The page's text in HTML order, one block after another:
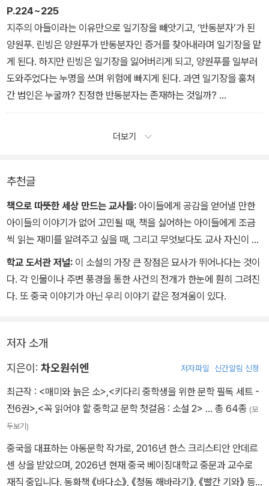
나는 할아버지를 바라보았다. 할아버지가 말했다.
“나는 괜찮으니 너희는 돌아가거라!”
나는 고개를 저었다.
“아녜요, 전 여기 있을 거예요.”
마수이칭은 갑자기 발작하듯 할아버지에게 소리쳤다.
“그래, 다쳐도 싸! 싸다고!”
소개장이 없다는 이유로 다들 우리를 받아 주지 않았다. 숙소를 구하
는 데 번번이 실패를 하자 온몸에 기운이 쑥 빠졌다. 정오 무렵에는 걸
을 힘도 남아 있지 않아서 어느 초대소 정문 앞에 털썩 주저앉아 버렸
다. 그곳은 여태까지 들른 초대소 중에서 가장 규모가 컸다. 전국 대연
합에 참가한 사람들이 대열을 지어 무시로 드나들었다. (중략)
그때 정문 앞에 누군가가 떨어뜨린 깃발이 눈에 띄었다. 순간, 가슴이
마구 뛰었다. 나는 그 깃발을 얼른 집어 들고는 타오훼이에게 손을 흔
로 오고 있는 게 보였다. 나는 타오훼이에게 속삭였다.
P.224~225
지주의 아들이라는 이유만으로 일기장을 빼앗기고, ‘반동분자’가 된
양원푸. 린빙은 양원푸가 반동분자인 증거를 찾아내라며 일기장을 맡
게 된다. 하지만 린빙은 일기장을 잃어버리게 되고, 양원푸를 일부러
도와주었다는 누명을 쓰며 위험에 빠지게 된다. 과연 일기장을 훔쳐
간 범인은 누굴까? 진정한 반동분자는 존재하는 것일까?
“반동 일기장이 분실됐다!”
을 기정사실화하려 했다. 동시에 ‘분실’이라는 단어를 사용해 다소 비
장한 분위기까지 만들어 냈다. 그의 용의주도한 계획과 단어 사용 덕
분에 학생들과 선생님들은 심각한 사건이 벌어졌다는 느낌을 받았다.
다음 날 아침, 누군가 나에게 일러 주었다.
“애들은 그 일기장이 분실된 게 아니라, 네가 양원푸의 증거를 없애려
고 일부러 숨겼다는 눈치야!” (중략)
두지 않을 거야!”
그 말이 더 자극적으로 들렸다. 마치 내가 함정에 빠져 곤경을 치르는
더보기
추천글
책으로 따뜻한 세상 만드는 교사들: 아이들에게 공감을 얻어낼 만한
아이들의 이야기가 없어 고민될 때, 책을 싫어하는 아이들에게 조금
씩 읽는 재미를 알려주고 싶을 때, 그리고 무엇보다도 교사 자신이 학
창 시절 풋풋한 마음을 잠시 동안이라도 되찾고 싶어질 때, 《빨간 기
와》를 권하고 싶다.
학교 도서관 저널: 이 소설의 가장 큰 장점은 묘사가 뛰어나다는 것이
다. 각 인물이나 주변 풍경을 통한 사건의 전개가 한눈에 훤히 그려진
다. 또 중국 이야기가 아닌 우리 이야기 같은 정겨움이 있다.
저자 소개
지은이: 차오원쉬엔 저자파일 신간알림 신청
최근작 : <매미와 늙은 소>,<키다리 중학생을 위한 문학 필독 세트 -
전6권>,<꼭 읽어야 할 중학교 문학 첫걸음 : 소설 2> … 총 64종 (모
두보기)
중국을 대표하는 아동문학 작가로, 2016년 한스 크리스티안 안데르
센 상을 받았으며, 2026년 현재 중국 베이징대학교 중문과 교수로
재직 중입니다. 동화책 《바다소》, 《청동 해바라기》, 《빨간 기와》 등